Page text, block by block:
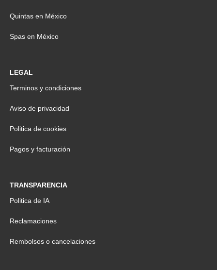
Quintas en México
Spas en México
LEGAL
Terminos y condiciones
Aviso de privacidad
Politica de cookies
Pagos y facturación
TRANSPARENCIA
Politica de IA
Reclamaciones
Rembolsos o cancelaciones